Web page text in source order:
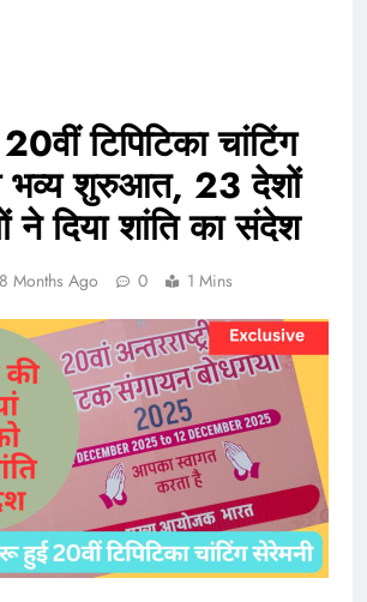
टिपिटिका चांटिंग
भव्य शुरुआत, 23 देशों
ने दिया शांति का संदेश
8 Months Ago 0 1 Mins